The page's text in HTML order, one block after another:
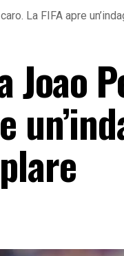
La FIFA apre
Joao